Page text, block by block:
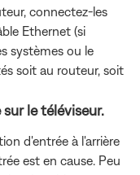
connectez-les
Ethernet (si
systèmes ou le
soit au routeur, soit
le téléviseur.
d'entrée à l'arrière
est en cause. Peu